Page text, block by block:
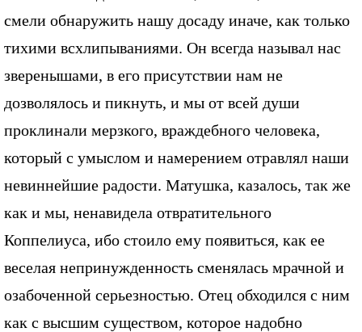
смели обнаружить нашу досаду иначе, как только
тихими всхлипываниями. Он всегда называл нас
зверенышами, в его присутствии нам не
дозволялось и пикнуть, и мы от всей души
проклинали мерзкого, враждебного человека,
который с умыслом и намерением отравлял наши
невиннейшие радости. Матушка, казалось, так же
как и мы, ненавидела отвратительного
Коппелиуса, ибо стоило ему появиться, как ее
веселая непринужденность сменялась мрачной и
озабоченной серьезностью. Отец обходился с ним
как с высшим существом, которое надобно